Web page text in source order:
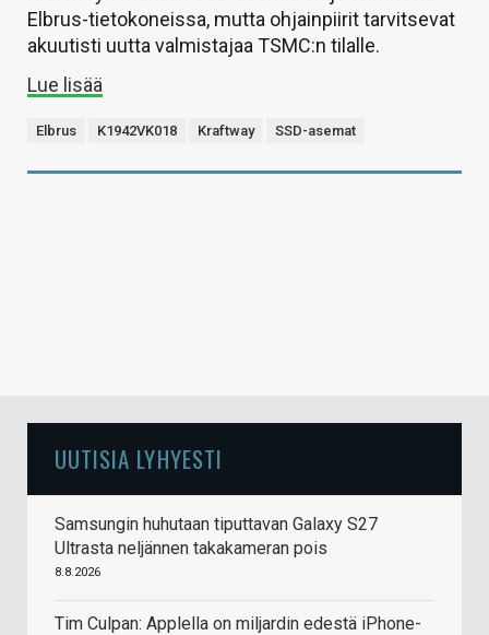
Elbrus-tietokoneissa, mutta ohjainpiirit tarvitsevat
akuutisti uutta valmistajaa TSMC:n tilalle.
Lue lisää
Elbrus K1942VK018 Kraftway SSD-asemat
UUTISIA LYHYESTI
Samsungin huhutaan tiputtavan Galaxy S27
Ultrasta neljännen takakameran pois
8.8.2026
Tim Culpan: Applella on miljardin edestä iPhone-